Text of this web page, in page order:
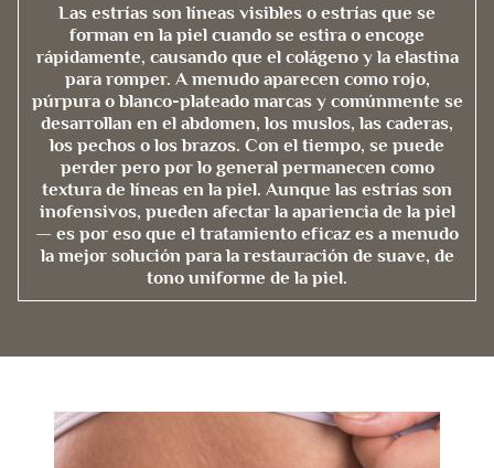
Las estrías son líneas visibles o estrías que se
forman en la piel cuando se estira o encoge
rápidamente, causando que el colágeno y la elastina
para romper. A menudo aparecen como rojo,
púrpura o blanco-plateado marcas y comúnmente se
desarrollan en el abdomen, los muslos, las caderas,
los pechos o los brazos. Con el tiempo, se puede
perder pero por lo general permanecen como
textura de líneas en la piel. Aunque las estrías son
inofensivos, pueden afectar la apariencia de la piel
— es por eso que el tratamiento eficaz es a menudo
la mejor solución para la restauración de suave, de
tono uniforme de la piel.